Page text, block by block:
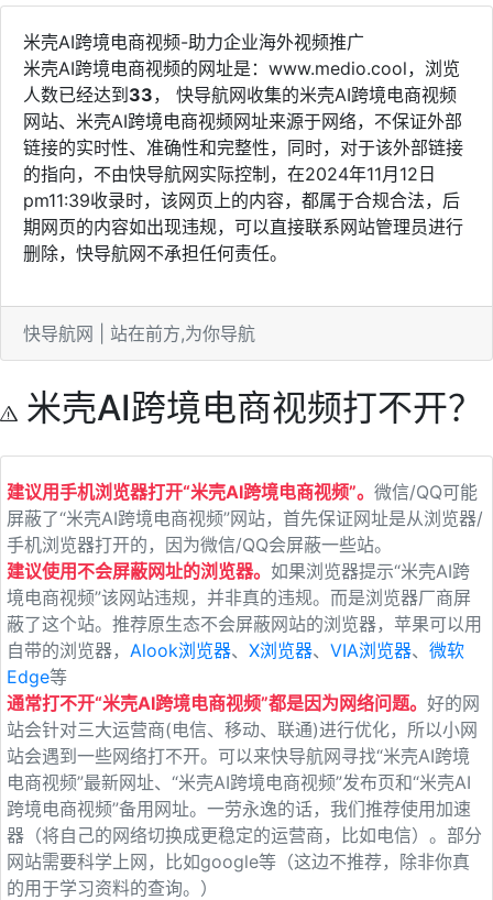
米壳AI跨境电商视频-助力企业海外视频推广
米壳AI跨境电商视频的网址是：www.medio.cool，浏览
人数已经达到33， 快导航网收集的米壳AI跨境电商视频
网站、米壳AI跨境电商视频网址来源于网络，不保证外部
链接的实时性、准确性和完整性，同时，对于该外部链接
的指向，不由快导航网实际控制，在2024年11月12日
pm11:39收录时，该网页上的内容，都属于合规合法，后
期网页的内容如出现违规，可以直接联系网站管理员进行
删除，快导航网不承担任何责任。
快导航网 | 站在前方,为你导航
米壳AI跨境电商视频打不开？
建议用手机浏览器打开“米壳AI跨境电商视频”。 微信/QQ可能
屏蔽了“米壳AI跨境电商视频”网站，首先保证网址是从浏览器/
手机浏览器打开的，因为微信/QQ会屏蔽一些站。
建议使用不会屏蔽网址的浏览器。 如果浏览器提示“米壳AI跨
境电商视频”该网站违规，并非真的违规。而是浏览器厂商屏
蔽了这个站。推荐原生态不会屏蔽网站的浏览器，苹果可以用
自带的浏览器， Alook浏览器、 X浏览器、 VIA浏览器、 微软
Edge等
通常打不开“米壳AI跨境电商视频”都是因为网络问题。 好的网
站会针对三大运营商(电信、移动、联通)进行优化，所以小网
站会遇到一些网络打不开。可以来快导航网寻找“米壳AI跨境
电商视频”最新网址、“米壳AI跨境电商视频”发布页和“米壳AI
跨境电商视频”备用网址。一劳永逸的话，我们推荐使用加速
器（将自己的网络切换成更稳定的运营商，比如电信）。部分
网站需要科学上网，比如google等（这边不推荐，除非你真
的用于学习资料的查询。）